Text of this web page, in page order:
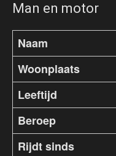
Man en motor
Naam
Woonplaats
Leeftijd
Beroep
Rijdt sinds